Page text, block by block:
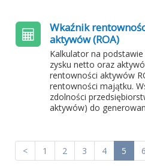
Wkaźnik
aktywów (ROA)
Kalkulator na
zysku netto oraz
rentowności aktywów
rentowności majątku.
zdolności
aktywów) do
< 1 2 3 4 5 6